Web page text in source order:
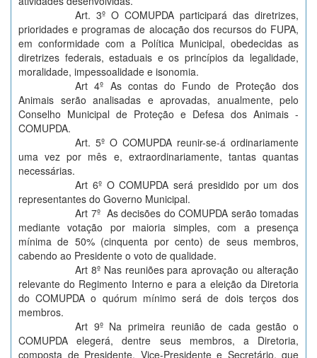
Art. 3º O COMUPDA participará das diretrizes,
prioridades e programas de alocação dos recursos do FUPA,
em conformidade com a Política Municipal, obedecidas as
diretrizes federais, estaduais e os princípios da legalidade,
moralidade, impessoalidade e isonomia.
Art 4º As contas do Fundo de Proteção dos
Animais serão analisadas e aprovadas, anualmente, pelo
Conselho Municipal de Proteção e Defesa dos Animais -
COMUPDA.
Art. 5º O COMUPDA reunir-se-á ordinariamente
uma vez por mês e, extraordinariamente, tantas quantas
necessárias.
Art 6º O COMUPDA será presidido por um dos
representantes do Governo Municipal.
Art 7º As decisões do COMUPDA serão tomadas
mediante votação por maioria simples, com a presença
mínima de 50% (cinquenta por cento) de seus membros,
cabendo ao Presidente o voto de qualidade.
Art 8º Nas reuniões para aprovação ou alteração
relevante do Regimento Interno e para a eleição da Diretoria
do COMUPDA o quórum mínimo será de dois terços dos
membros.
Art 9º Na primeira reunião de cada gestão o
COMUPDA elegerá, dentre seus membros, a Diretoria,
composta de Presidente, Vice-Presidente e Secretário, que